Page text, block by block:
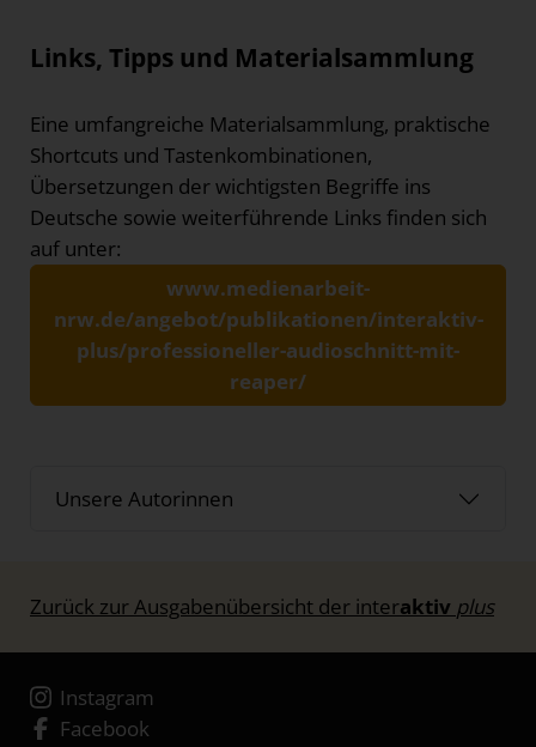
Links, Tipps und Materialsammlung
Eine umfangreiche Materialsammlung, praktische
Shortcuts und Tastenkombinationen,
Übersetzungen der wichtigsten Begriffe ins
Deutsche sowie weiterführende Links finden sich
auf unter:
www.medienarbeit-
nrw.de/angebot/publikationen/interaktiv-
plus/professioneller-audioschnitt-mit-
reaper/
Unsere Autorinnen
Zurück zur Ausgabenübersicht der interaktiv plus
Instagram
Facebook